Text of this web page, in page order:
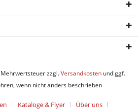
zzgl.Versandkosten und ggf.
wenn nicht anders beschrieben
Kataloge & Flyer
Über uns